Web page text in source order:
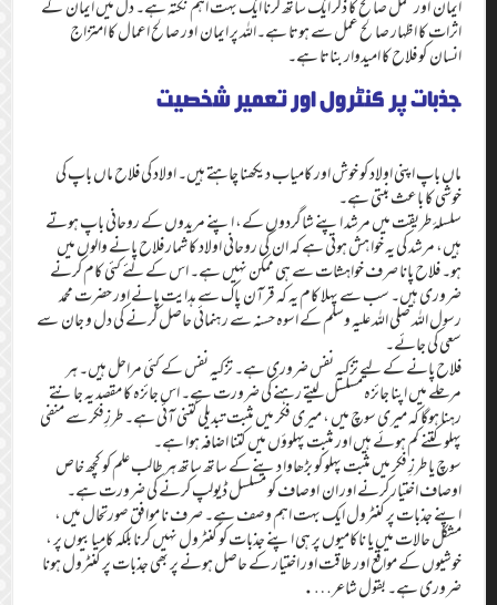
اثرات کا اظہار صا لح عمل سے ہوتا ہے۔اللہ پر ایمان اور صالح اعمال کا امتزاج
انسان کو فلاح کا امیدوار بناتا ہے۔
جذبات پر کنٹرول اور تعمیر شخصیت
ماں باپ اپنی اولاد کو خوش اور کامیاب دیکھنا چاہتے ہیں۔ اولاد کی فلاح ماں باپ کی
خوشی کا باعث بنتی ہے۔
سلسلۂ طریقت میں مرشد اپنے شاگردوں کے، اپنے مریدوں کے روحانی باپ ہوتے
ہیں، مرشد کی یہ خوا ہش ہوتی ہے کہ ان کی روحانی اولاد کا شمار فلاح پانے والوں میں
ہو۔ فلاح پانا صرف خواہشات سے ہی ممکن نہیں ہے۔ اس کے لئے کئی کام کرنے
ضروری ہیں۔ سب سے پہلا کام یہ کہ قرآن پاک سے ہدایت پانے اور حضرت محمد
رسول اللہ صلی اللہ علیہ وسلم کے اسوہ حسنہ سے رہنمائی حاصل کرنے کی دل و جان سے
سعی کی جائے۔
فلاح پانے کے لیے تزکیہ نفس ضروری ہے۔ تزکیہ نفس کے کئی مراحل ہیں۔ ہر
مرحلے میں اپنا جائزہ مسلسل لیتے رہنے کی ضرورت ہے۔ اس جائزہ کا مقصد یہ جانتے
رہنا ہوگا کہ میری سوچ میں ، میری فکر میں مثبت تبدیلی کتنی آئی ہے۔ طرزِفکر سے منفی
پہلو کتنے کم ہوئے ہیں اور مثبت پہلوؤں میں کتنا اضافہ ہوا ہے۔
سوچ یا طرزِ فکر میں مثبت پہلو کو بڑھاوا دینے کے ساتھ ساتھ ہر طالب علم کو کچھ خاص
اوصاف اختیار کرنے اور ان اوصاف کو مسلسل ڈیولپ کرنے کی ضرورت ہے۔
اپنے جذبات پر کنٹرول ایک بہت اہم وصف ہے۔ صرف نا موافق صورتحال میں ،
مشکل حالات میں یا ناکامیوں پر ہی اپنے جذبات کو کنٹرول نہیں کرنا بلکہ کامیابیوں پر ،
خوشیوں کے مواقع اور طاقت اور اختیار کے حاصل ہونے پر بھی جذبات پر کنٹرول ہونا
ضروری ہے۔ بقول شاعر….